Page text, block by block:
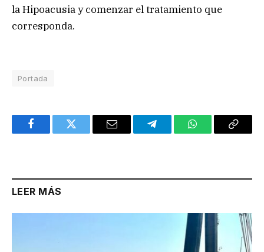
la Hipoacusia y comenzar el tratamiento que
corresponda.
Portada
FacebookTwitter Email TelegramWhatsAppCopy
LEER MÁS